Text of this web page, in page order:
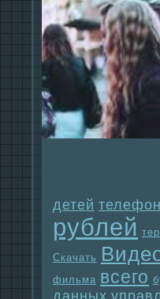
детей телефон
рублей
Скачать
фильма всего
данных